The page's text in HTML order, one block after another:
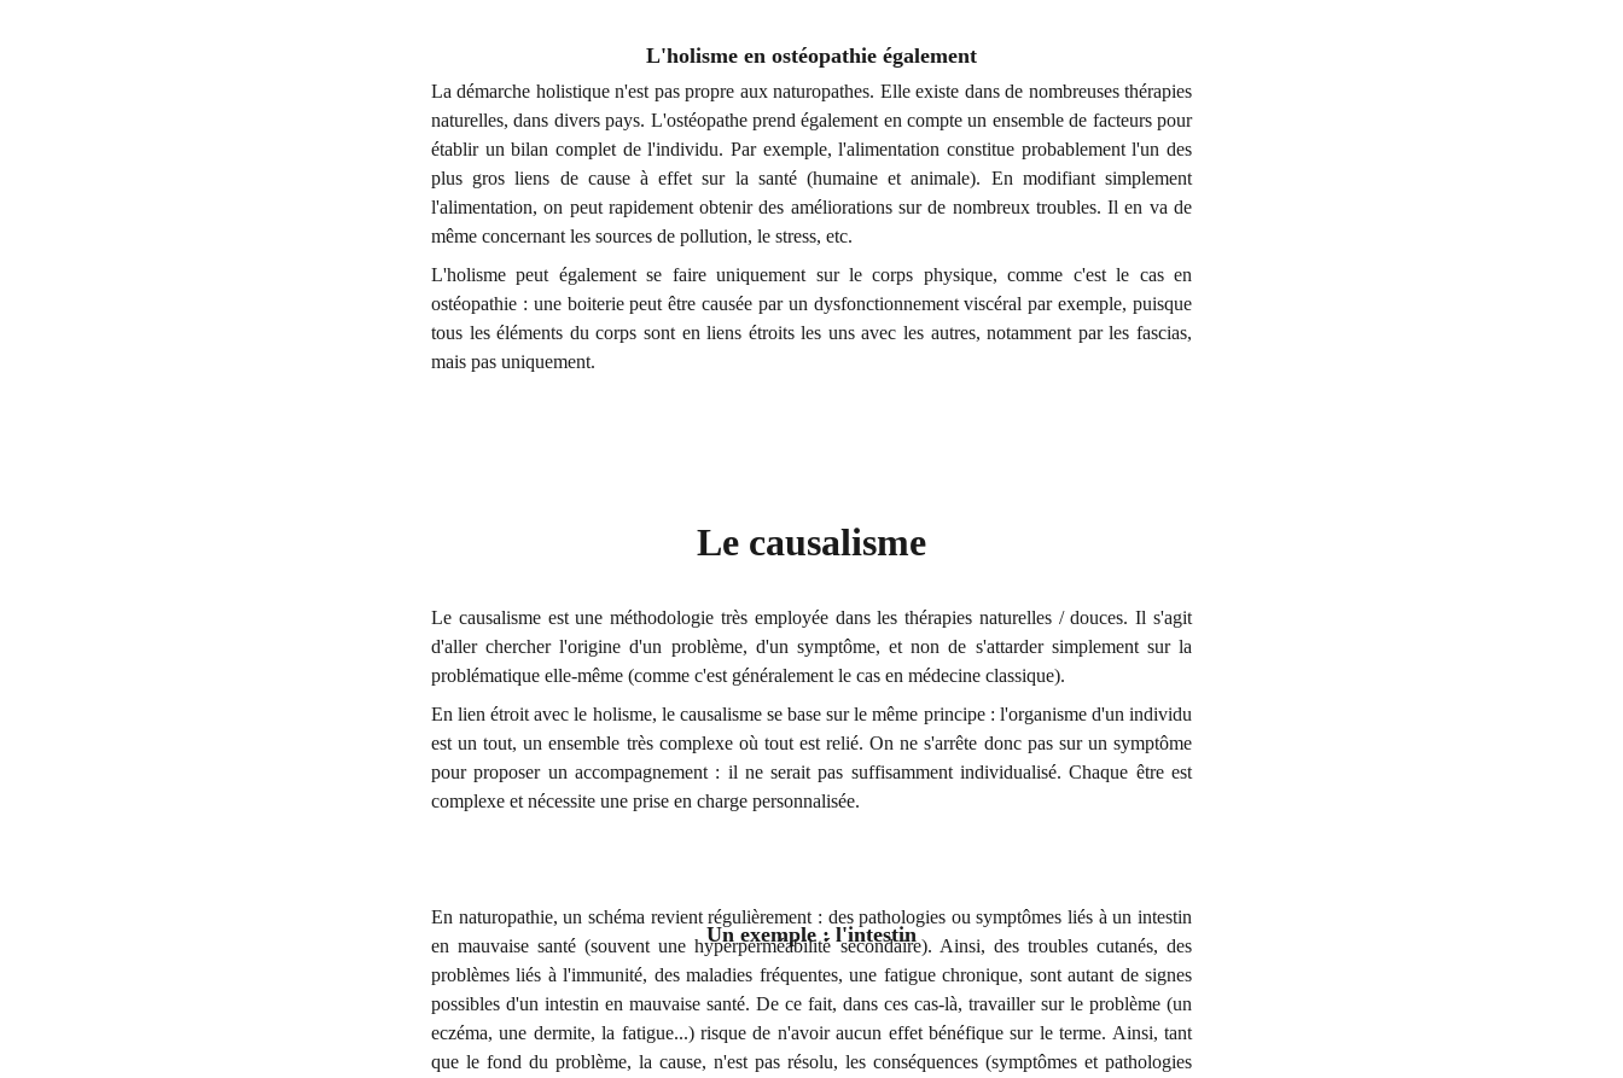
La démarche holistique n'est pas propre aux naturopathes. Elle existe dans de nombreuses thérapies
naturelles, dans divers pays. L'ostéopathe prend également en compte un ensemble de facteurs pour
établir un bilan complet de l'individu. Par exemple, l'alimentation constitue probablement l'un des
plus gros liens de cause à effet sur la santé (humaine et animale). En modifiant simplement
l'alimentation, on peut rapidement obtenir des améliorations sur de nombreux troubles. Il en va de
même concernant les sources de pollution, le stress, etc.
L'holisme peut également se faire uniquement sur le corps physique, comme c'est le cas en
ostéopathie : une boiterie peut être causée par un dysfonctionnement viscéral par exemple, puisque
tous les éléments du corps sont en liens étroits les uns avec les autres, notamment par les fascias,
mais pas uniquement.
Le causalisme
Le causalisme est une méthodologie très employée dans les thérapies naturelles / douces. Il s'agit
d'aller chercher l'origine d'un problème, d'un symptôme, et non de s'attarder simplement sur la
problématique elle-même (comme c'est généralement le cas en médecine classique).
En lien étroit avec le holisme, le causalisme se base sur le même principe : l'organisme d'un individu
est un tout, un ensemble très complexe où tout est relié. On ne s'arrête donc pas sur un symptôme
pour proposer un accompagnement : il ne serait pas suffisamment individualisé. Chaque être est
complexe et nécessite une prise en charge personnalisée.
En naturopathie, un schéma revient régulièrement : des pathologies ou symptômes liés à un intestin
en mauvaise santé (souvent une hyperperméabilité secondaire). Ainsi, des troubles cutanés, des
problèmes liés à l'immunité, des maladies fréquentes, une fatigue chronique, sont autant de signes
possibles d'un intestin en mauvaise santé. De ce fait, dans ces cas-là, travailler sur le problème (un
eczéma, une dermite, la fatigue...) risque de n'avoir aucun effet bénéfique sur le terme. Ainsi, tant
que le fond du problème, la cause, n'est pas résolu, les conséquences (symptômes et pathologies
L'holisme en ostéopathie également
Un exemple : l'intestin